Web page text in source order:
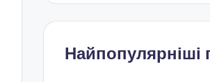
Найпопулярніші